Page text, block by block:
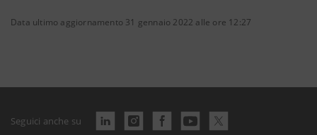
Data ultimo aggiornamento 31 gennaio 2022 alle ore 12:27
Seguici anche su